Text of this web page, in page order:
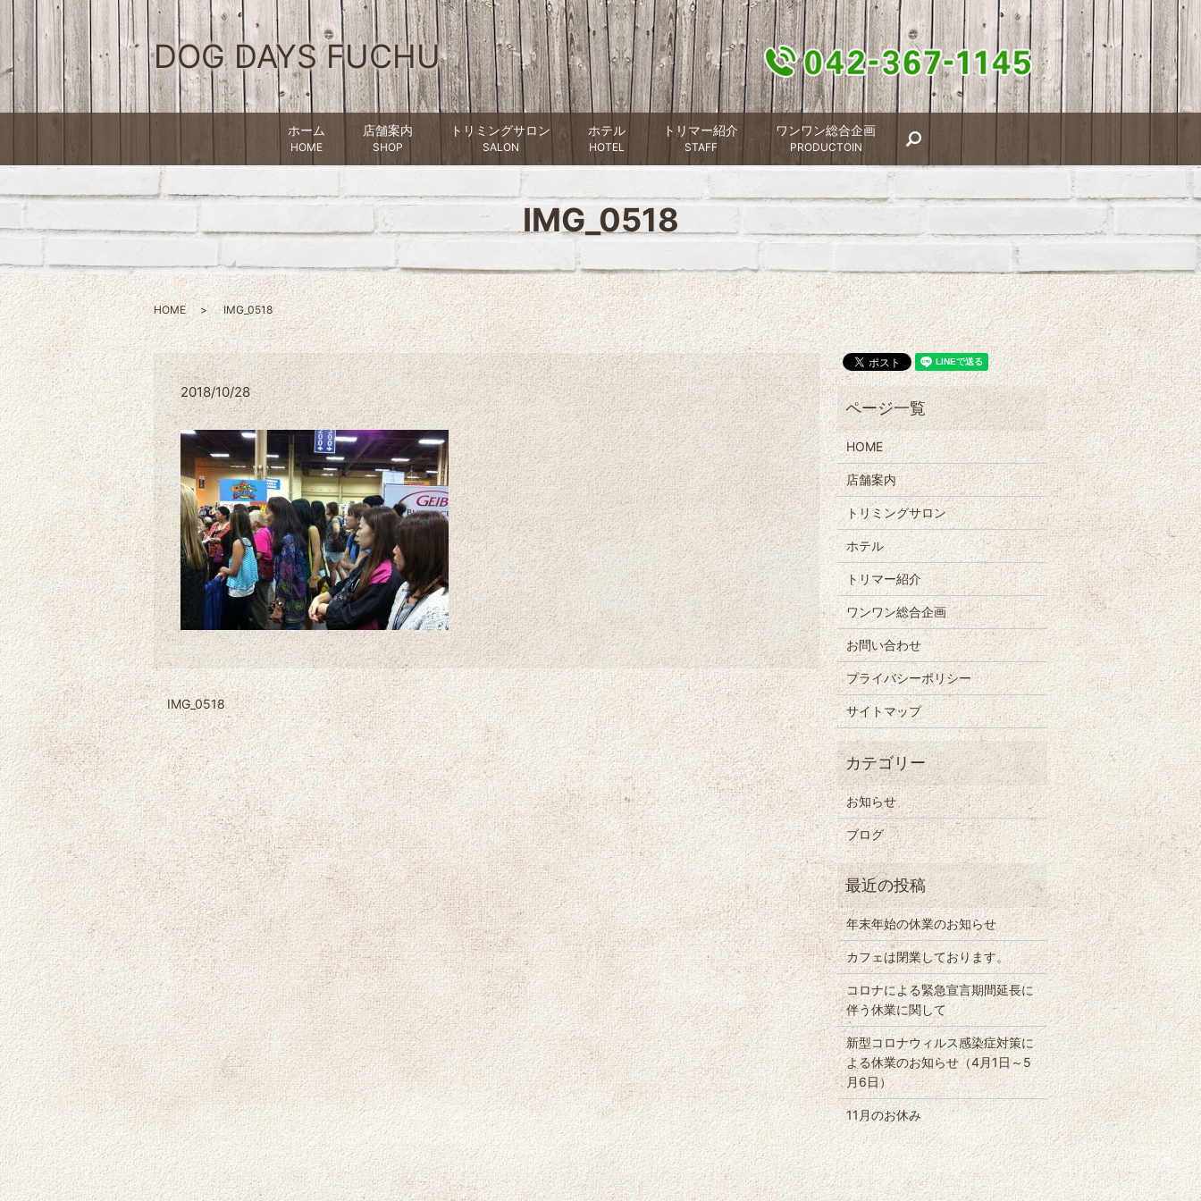
DOG DAYS FUCHU
ホーム
HOME
店舗案内
SHOP
トリミングサロン
SALON
ホテル
HOTEL
トリマー紹介
STAFF
ワンワン総合企画
PRODUCTOIN
search
IMG_0518
HOME IMG_0518
2018/10/28
IMG_0518
HOME
店舗案内
トリミングサロン
ホテル
トリマー紹介
ワンワン総合企画
お問い合わせ
プライバシーポリシー
サイトマップ
お知らせ
ブログ
年末年始の休業のお知らせ
カフェは閉業しております。
コロナによる緊急宣言期間延長に
伴う休業に関して
新型コロナウィルス感染症対策に
よる休業のお知らせ（4月1日～5
月6日）
11月のお休み